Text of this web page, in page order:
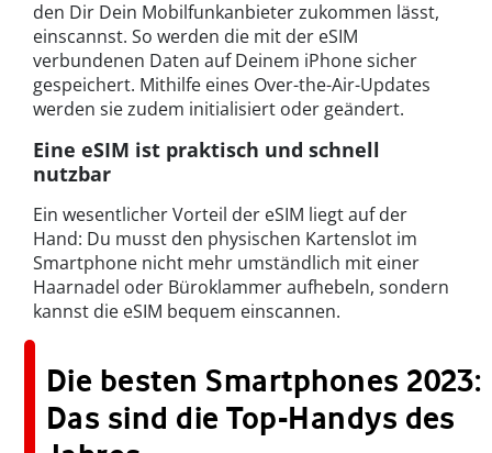
den Dir Dein Mobilfunkanbieter zukommen lässt,
einscannst. So werden die mit der eSIM
verbundenen Daten auf Deinem iPhone sicher
gespeichert. Mithilfe eines Over-the-Air-Updates
werden sie zudem initialisiert oder geändert.
Eine eSIM ist praktisch und schnell
nutzbar
Ein wesentlicher Vorteil der eSIM liegt auf der
Hand: Du musst den physischen Kartenslot im
Smartphone nicht mehr umständlich mit einer
Haarnadel oder Büroklammer aufhebeln, sondern
kannst die eSIM bequem einscannen.
Die besten Smartphones 2023:
Das sind die Top-Handys des